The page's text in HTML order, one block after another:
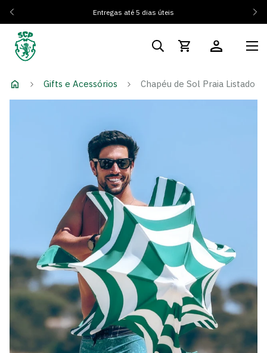
Entregas até 5 dias úteis
Gifts e Acessórios Chapéu de Sol Praia Listado